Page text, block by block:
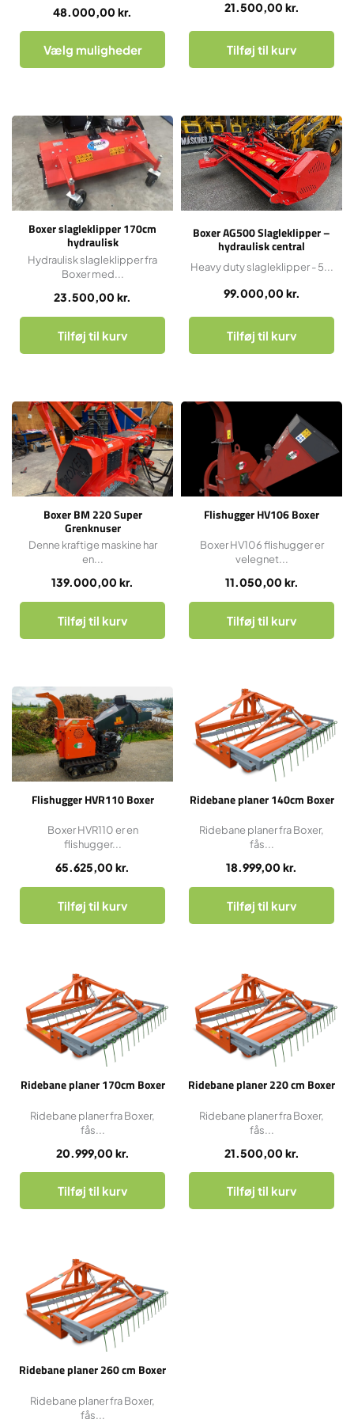
48.000,00 kr.
Vælg muligheder
21.500,00 kr.
Tilføj til kurv
Boxer slagleklipper 170cm
hydraulisk
23.500,00 kr.
Hydraulisk slagleklipper fra
Boxer med...
Tilføj til kurv
Boxer AG500 Slagleklipper –
hydraulisk central
foldefunktion
99.000,00 kr.
Heavy duty slagleklipper - 5...
Tilføj til kurv
Boxer BM 220 Super
Grenknuser
139.000,00 kr.
Denne kraftige maskine har
en...
Tilføj til kurv
Flishugger HV106 Boxer
11.050,00 kr.
Boxer HV106 flishugger er
velegnet...
Tilføj til kurv
Flishugger HVR110 Boxer
65.625,00 kr.
Boxer HVR110 er en
flishugger...
Tilføj til kurv
Ridebane planer 140cm Boxer
18.999,00 kr.
Ridebane planer fra Boxer,
fås...
Tilføj til kurv
Ridebane planer 170cm Boxer
20.999,00 kr.
Ridebane planer fra Boxer,
fås...
Tilføj til kurv
Ridebane planer 220 cm Boxer
21.500,00 kr.
Ridebane planer fra Boxer,
fås...
Tilføj til kurv
Ridebane planer 260 cm Boxer
Ridebane planer fra Boxer,
fås...